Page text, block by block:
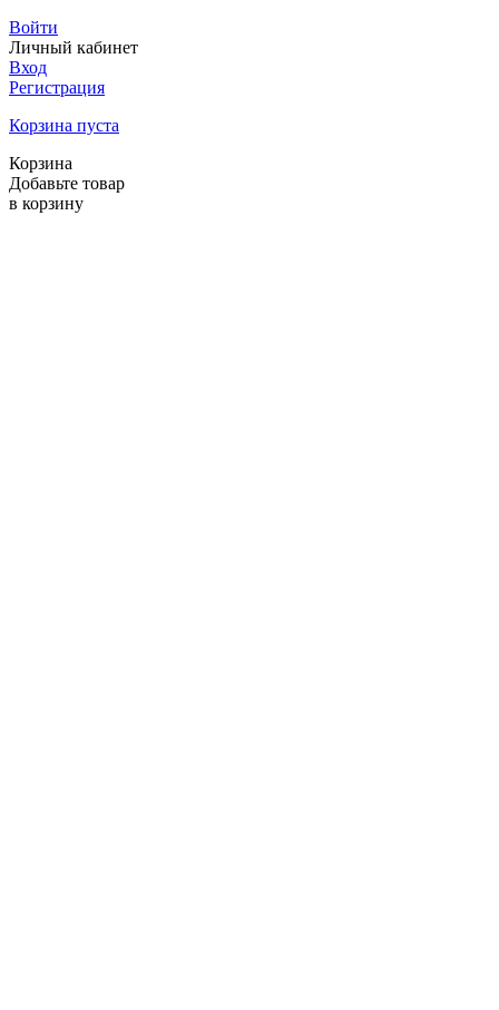
Войти
Личный кабинет
Вход
Регистрация
Корзина пуста
Корзина
Добавьте товар
в корзину